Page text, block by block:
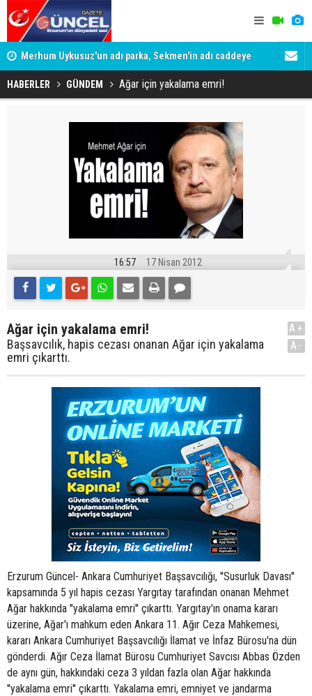
Merhum Uykusuz'un adı parka, Sekmen'in adı caddeye
verildi
HABERLER GÜNDEM Ağar için yakalama emri!
16:57 17 Nisan 2012
Ağar için yakalama emri!
Başsavcılık, hapis cezası onanan Ağar için yakalama
emri çıkarttı.
A+
A-
Erzurum Güncel- Ankara Cumhuriyet Başsavcılığı, ''Susurluk Davası''
kapsamında 5 yıl hapis cezası Yargıtay tarafından onanan Mehmet
Ağar hakkında ''yakalama emri'' çıkarttı. Yargıtay'ın onama kararı
üzerine, Ağar'ı mahkum eden Ankara 11. Ağır Ceza Mahkemesi,
kararı Ankara Cumhuriyet Başsavcılığı İlamat ve İnfaz Bürosu'na dün
gönderdi. Ağır Ceza İlamat Bürosu Cumhuriyet Savcısı Abbas Özden
de aynı gün, hakkındaki ceza 3 yıldan fazla olan Ağar hakkında
''yakalama emri'' çıkarttı. Yakalama emri, emniyet ve jandarma